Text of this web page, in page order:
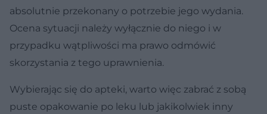
absolutnie przekonany o potrzebie jego wydania.
Ocena sytuacji należy wyłącznie do niego i w
przypadku wątpliwości ma prawo odmówić
skorzystania z tego uprawnienia.
Wybierając się do apteki, warto więc zabrać z sobą
puste opakowanie po leku lub jakikolwiek inny